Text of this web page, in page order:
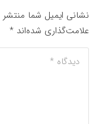
نشانی ایمیل شما
علامت‌گذاری شده‌اند*